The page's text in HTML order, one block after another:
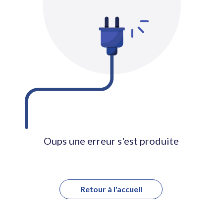
Oups une erreur s'est produite
Retour à l'accueil